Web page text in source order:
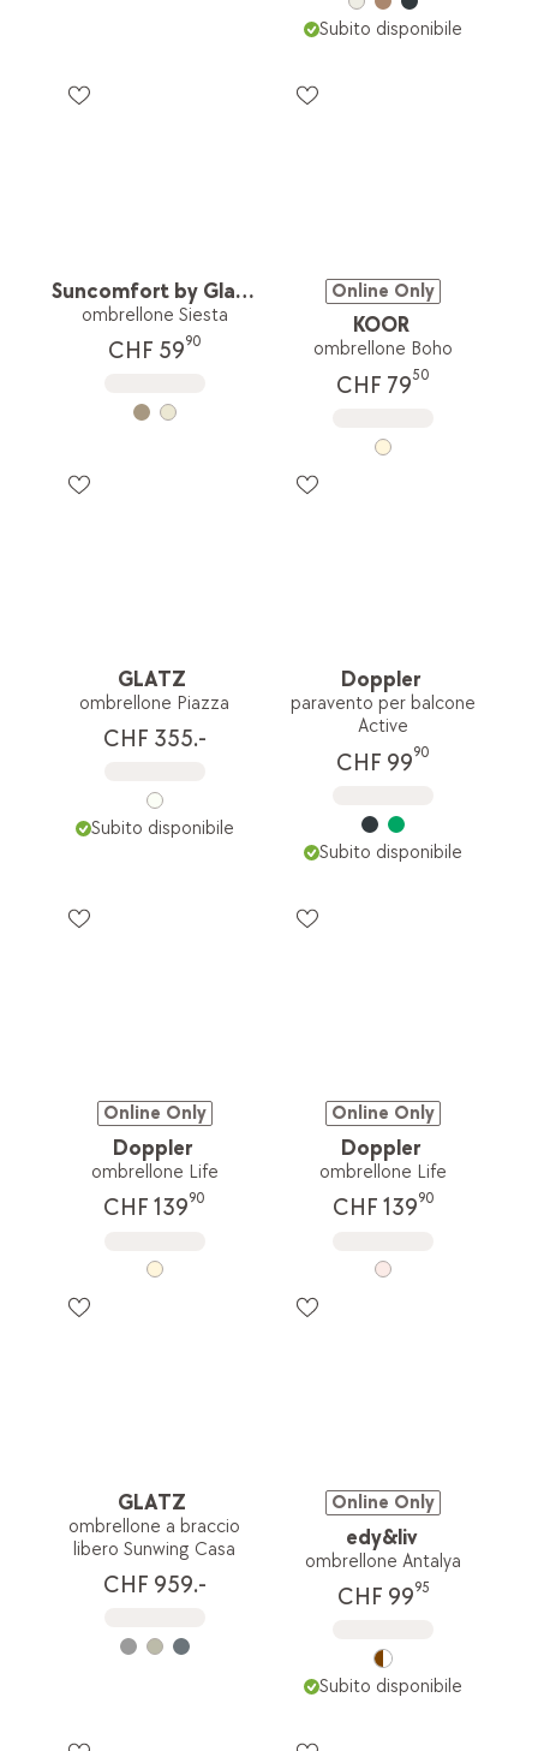
Subito disponibile
Suncomfort by Glatz
ombrellone Siesta
CHF 5990
Online Only
KOOR
ombrellone Boho
CHF 7950
GLATZ
ombrellone Piazza
CHF 355.-
Subito disponibile
Doppler
paravento per balcone
Active
CHF 9990
Subito disponibile
Online Only
Doppler
ombrellone Life
CHF 13990
Online Only
Doppler
ombrellone Life
CHF 13990
GLATZ
ombrellone a braccio
libero Sunwing Casa
CHF 959.-
Online Only
edy&liv
ombrellone Antalya
CHF 9995
Subito disponibile